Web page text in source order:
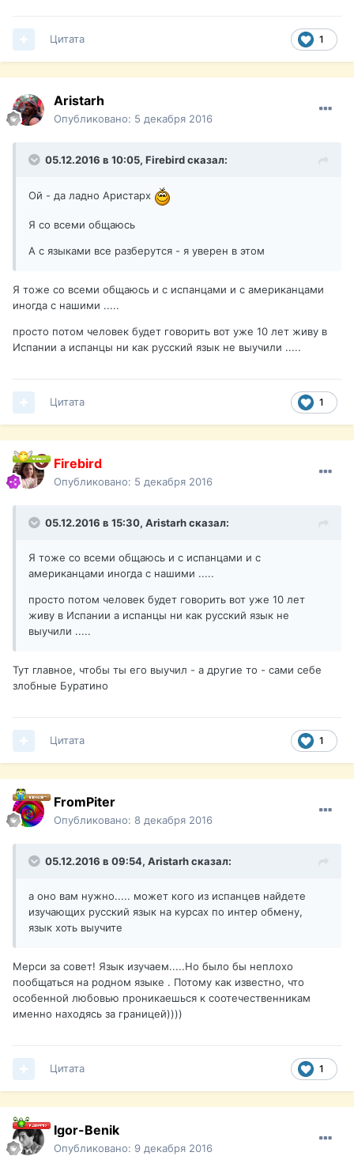
1
Цитата
Aristarh
Опубликовано: 5 декабря 2016
05.12.2016 в 10:05, Firebirdсказал:
Ой - да ладно Аристарх
Я со всеми общаюсь
А с языками все разберутся - я уверен в этом
Я тоже со всеми общаюсь и с испанцами и с американцами
иногда с нашими .....
просто потом человек будет говорить вот уже 10 лет живу в
Испании а испанцы ни как русский язык не выучили .....
1
Цитата
Firebird
Опубликовано: 5 декабря 2016
05.12.2016 в 15:30, Aristarhсказал:
Я тоже со всеми общаюсь и с испанцами и с
американцами иногда с нашими .....
просто потом человек будет говорить вот уже 10 лет
живу в Испании а испанцы ни как русский язык не
выучили .....
Тут главное, чтобы ты его выучил - а другие то - сами себе
злобные Буратино
1
Цитата
FromPiter
Опубликовано: 8 декабря 2016
05.12.2016 в 09:54, Aristarhсказал:
а оно вам нужно..... может кого из испанцев найдете
изучающих русский язык на курсах по интер обмену,
язык хоть выучите
Мерси за совет! Язык изучаем.....Но было бы неплохо
пообщаться на родном языке . Потому как известно, что
особенной любовью проникаешься к соотечественникам
именно находясь за границей))))
1
Цитата
Igor-Benik
Опубликовано: 9 декабря 2016